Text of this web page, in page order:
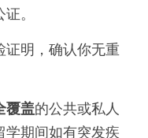
。
证明，确认你无重
覆盖的公共或私人
学期间如有突发疾